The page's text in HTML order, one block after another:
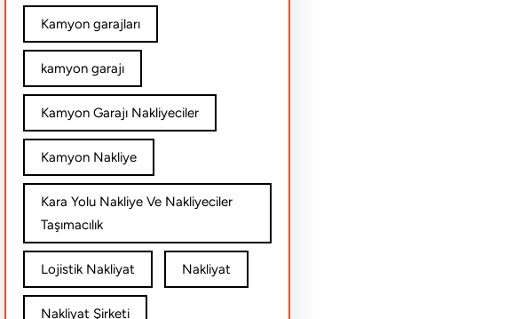
Kamyon garajları
kamyon garajı
Kamyon Garajı Nakliyeciler
Kamyon Nakliye
Kara Yolu Nakliye Ve Nakliyeciler
Taşımacılık
Lojistik Nakliyat Nakliyat
Nakliyat Şirketi